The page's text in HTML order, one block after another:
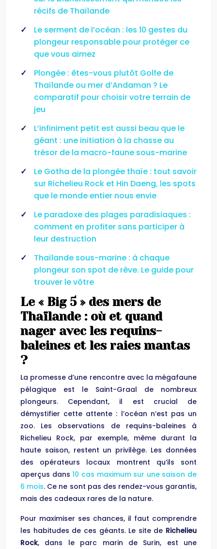
récifs de Thaïlande
Le serment de l’océan : les 10 gestes du
plongeur responsable pour protéger ce
que vous aimez
Plongée : êtes-vous plutôt Golfe de
Thaïlande ou mer d’Andaman ? Le
comparatif pour choisir votre terrain de
jeu
L’infiniment petit est aussi beau que le
géant : une initiation à la chasse au
trésor de la macro-faune sous-marine
Le Gotha de la plongée thaïe : tout savoir
sur Richelieu Rock et Hin Daeng, les spots
que le monde entier nous envie
Le paradoxe des plages paradisiaques :
comment en profiter sans participer à
leur destruction
Thaïlande sous-marine : à chaque
plongeur son spot de rêve. Le guide pour
trouver le vôtre
Le « Big 5 » des mers de
Thaïlande : où et quand
nager avec les requins-
baleines et les raies mantas
?
La promesse d’une rencontre avec la mégafaune
pélagique est le Saint-Graal de nombreux
plongeurs. Cependant, il est crucial de
démystifier cette attente : l’océan n’est pas un
zoo. Les observations de requins-baleines à
Richelieu Rock, par exemple, même durant la
haute saison, restent un privilège. Les données
des opérateurs locaux montrent qu’ils sont
aperçus dans10 cas maximum sur une saison de
6 mois. Ce ne sont pas des rendez-vous garantis,
mais des cadeaux rares de la nature.
Pour maximiser ses chances, il faut comprendre
les habitudes de ces géants. Le site de Richelieu
Rock, dans le parc marin de Surin, est une